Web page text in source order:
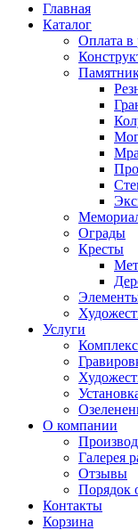
Главная
Каталог
Оплата в
Ограды
Кресты
Услуги
О компании
Галерея
Отзывы
Порядок
Контакты
Корзина